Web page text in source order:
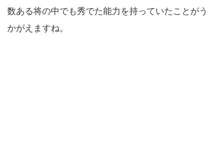
数ある将の中でも秀でた能力を持っていたことがう
かがえますね。